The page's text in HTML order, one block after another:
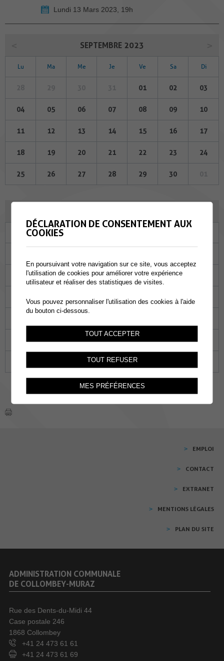
Lundi 13 Mars 2023, 19h
SEPTEMBRE 2023
Lu Ma Me Je Ve Sa Di
01 02 03
04 05 06 07 08 09 10
11 12 13 14 15 16 17
18 19 20 21 22 23 24
25 26 27 28 29 30
Ma
03 04 05 06 07
24 25 26 27 28
02
EMPLOI
CONTACT
EXTRANET
MENTIONS LÉGALES
PLAN DU SITE
ADMINISTRATION COMMUNALE
DE COLLOMBEY-MURAZ
Rue des Dents-du-Midi 44
Case postale 246
1868 Collombey
+41 24 473 61 61
+41 24 473 61 69
DÉCLARATION DE CONSENTEMENT AUX
COOKIES
En poursuivant votre navigation sur ce site, vous acceptez
l'utilisation de cookies pour améliorer votre expérience
utilisateur et réaliser des statistiques de visites.
Vous pouvez personnaliser l'utilisation des cookies à l'aide
du bouton ci-dessous.
TOUT ACCEPTER
TOUT REFUSER
MES PRÉFÉRENCES